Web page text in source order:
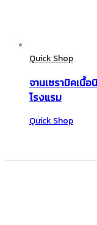
Quick Shop
จานเซรามิคเนื้อ
โรงแรม
Quick Shop